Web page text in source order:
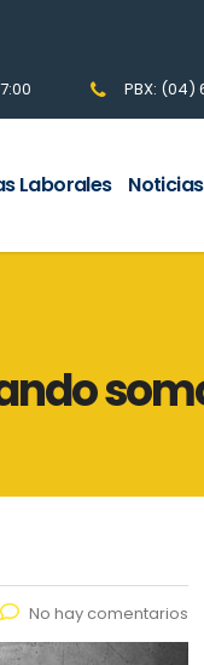
PBX: (04)
Laborales Noticias
No hay comentarios